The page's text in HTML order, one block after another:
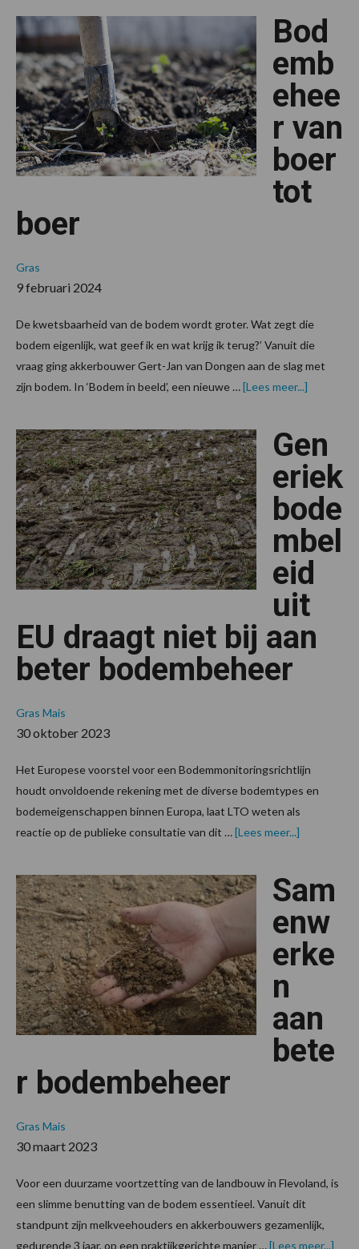
Bod
emb
ehee
r van
boer
tot
boer
Gras
9 februari 2024
De kwetsbaarheid van de bodem wordt groter. Wat zegt die
bodem eigenlijk, wat geef ik en wat krijg ik terug?’ Vanuit die
vraag ging akkerbouwer Gert-Jan van Dongen aan de slag met
zijn bodem. In ‘Bodem in beeld’, een nieuwe …[Lees meer...]
boer
Gen
eriek
bode
mbel
eid
uit
EU draagt niet bij aan
beter bodembeheer
Gras Mais
30 oktober 2023
Het Europese voorstel voor een Bodemmonitoringsrichtlijn
houdt onvoldoende rekening met de diverse bodemtypes en
bodemeigenschappen binnen Europa, laat LTO weten als
reactie op de publieke consultatie van dit …[Lees meer...]
draagt
niet
aan
beter
Sam
enw
erke
n
aan
bete
r bodembeheer
Gras Mais
30 maart 2023
Voor een duurzame voortzetting van de landbouw in Flevoland, is
een slimme benutting van de bodem essentieel. Vanuit dit
standpunt zijn melkveehouders en akkerbouwers gezamenlijk,
gedurende 3 jaar, op een praktijkgerichte manier …[Lees meer...]